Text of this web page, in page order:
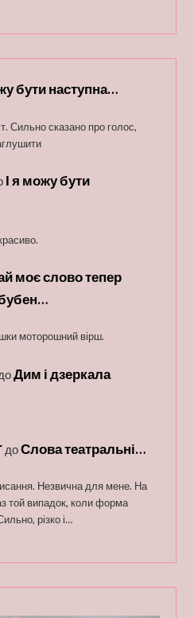
бути наступна…
Сильно сказано про голос,
І я можу бути
моє слово тепер
моторошний вірш.
Дим і дзеркала
доСлова театральні…
Незвична для мене. На
той випадок, коли форма
різко і…